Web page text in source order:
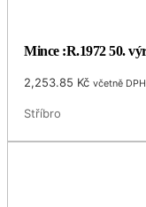
Mince :R.1972 50.
2,253.85 Kč včetně DPH
Stříbro